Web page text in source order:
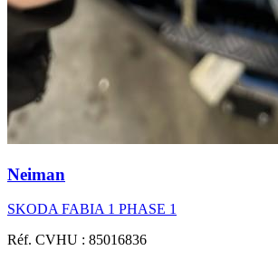
Neiman
SKODA FABIA 1 PHASE 1
Réf. CVHU : 85016836